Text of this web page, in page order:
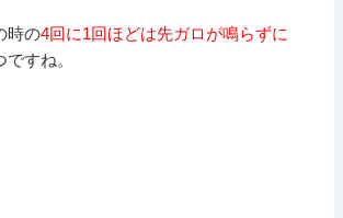
時の4回に1回ほどは先ガロが鳴らずに
ですね。